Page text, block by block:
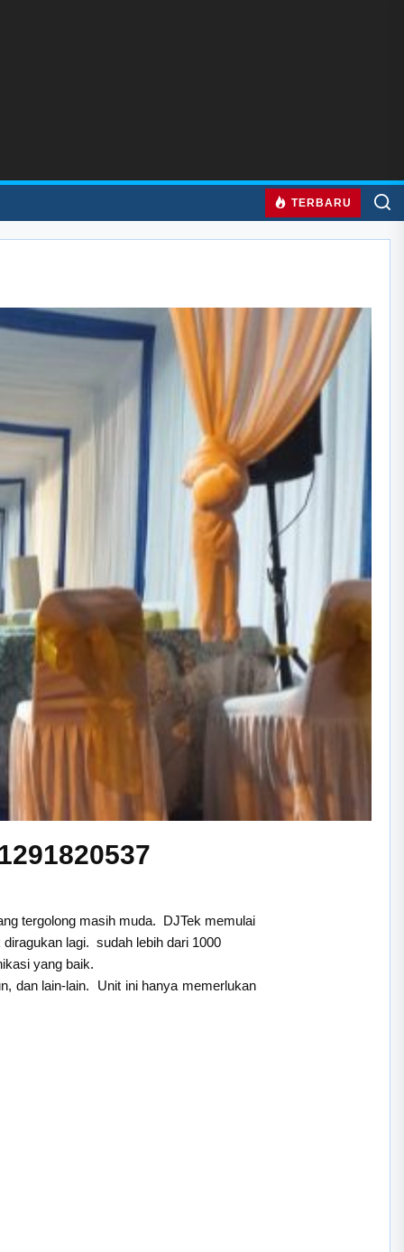
TERBARU
tergolong masih muda. DJTek memulai
lagi. sudah lebih dari 1000
yang baik.
dan lain-lain. Unit ini hanya memerlukan